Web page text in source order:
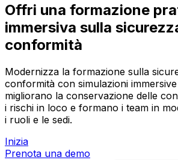
Offri una formazione
immersiva sulla
conformità
Modernizza la formazione sulla
conformità con simulazioni
migliorano la conservazione delle
i rischi in loco e formano i team in
i ruoli e le sedi.
Inizia
Prenota una demo